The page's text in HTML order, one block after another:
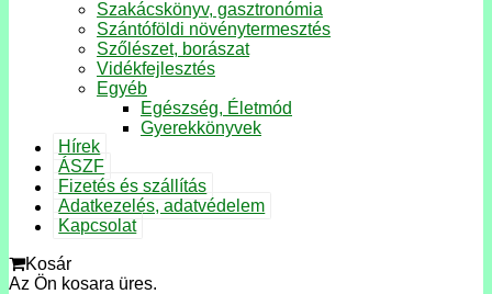
Szakácskönyv, gasztronómia
Szántóföldi növénytermesztés
Szőlészet, borászat
Vidékfejlesztés
Egyéb
Egészség, Életmód
Gyerekkönyvek
Hírek
ÁSZF
Fizetés és szállítás
Adatkezelés, adatvédelem
Kapcsolat
Kosár
Az Ön kosara üres.